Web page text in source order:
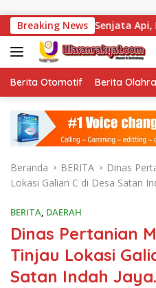
Breaking News
Senjata Api, Pastikan
Berita Otomotif Berita
Beranda BERITA
Dinas
Lokasi Galian C di Desa Satan
BERITA, DAERAH
Dinas Pertanian
Tinjau Lokasi
Satan Indah Jaya.